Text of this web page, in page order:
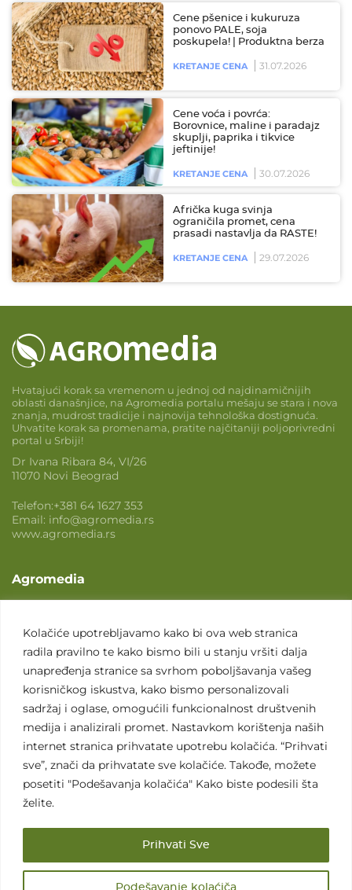
Kolačiće upotrebljavamo kako bi ova web stranica
radila pravilno te kako bismo bili u stanju vršiti dalja
unapređenja stranice sa svrhom poboljšavanja vašeg
korisničkog iskustva, kako bismo personalizovali
sadržaj i oglase, omogućili funkcionalnost društvenih
medija i analizirali promet. Nastavkom korištenja naših
internet stranica prihvatate upotrebu kolačića. “Prihvati
sve”, znači da prihvatate sve kolačiće. Takođe, možete
posetiti "Podešavanja kolačića" Kako biste podesili šta
želite.
Podešavanje kolaćiča
Prihvati Sve
Cene pšenice i kukuruza
ponovo PALE, soja
poskupela! | Produktna berza
KRETANJE CENA 31.07.2026
Cene voća i povrća:
Borovnice, maline i paradajz
skuplji, paprika i tikvice
jeftinije!
KRETANJE CENA 30.07.2026
Afrička kuga svinja
ograničila promet, cena
prasadi nastavlja da RASTE!
KRETANJE CENA 29.07.2026
Hvatajući korak sa vremenom u jednoj od najdinamičnijih
oblasti današnjice, na Agromedia portalu mešaju se stara i nova
znanja, mudrost tradicije i najnovija tehnološka dostignuća.
Uhvatite korak sa promenama, pratite najčitaniji poljoprivredni
portal u Srbiji!
Dr Ivana Ribara 84, VI/26
11070 Novi Beograd
Telefon:+381 64 1627 353
Email: info@agromedia.rs
www.agromedia.rs
Agromedia
Svet poljoprivrede
Marketing usluge
Tražimo saradnike
Kontakt
Kontakt
Sva prava zadržana. 2007 - 2026. © Agromedia d.o.o.